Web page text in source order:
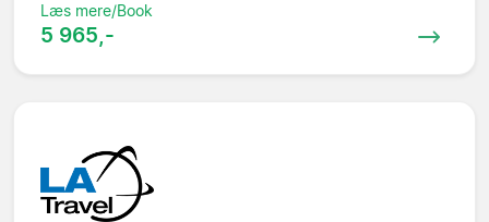
Læs mere/Book
5 965,-